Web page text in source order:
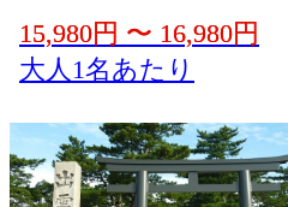
15,980円 〜 16,980円
大人1名あたり